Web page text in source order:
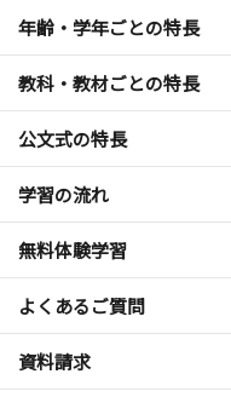
年齢・学年ごとの特長
教科・教材ごとの特長
公文式の特長
学習の流れ
無料体験学習
よくあるご質問
資料請求